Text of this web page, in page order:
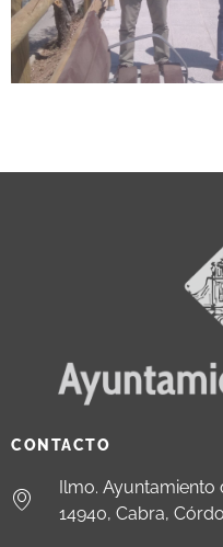
CONTACTO
Ilmo. Ayuntamiento
14940, Cabra,